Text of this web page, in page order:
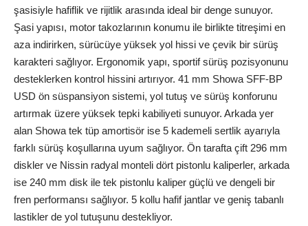
şasisiyle hafiflik ve rijitlik arasında ideal bir denge sunuyor.
Şasi yapısı, motor takozlarının konumu ile birlikte titreşimi en
aza indirirken, sürücüye yüksek yol hissi ve çevik bir sürüş
karakteri sağlıyor. Ergonomik yapı, sportif sürüş pozisyonunu
desteklerken kontrol hissini artırıyor. 41 mm Showa SFF-BP
USD ön süspansiyon sistemi, yol tutuş ve sürüş konforunu
artırmak üzere yüksek tepki kabiliyeti sunuyor. Arkada yer
alan Showa tek tüp amortisör ise 5 kademeli sertlik ayarıyla
farklı sürüş koşullarına uyum sağlıyor. Ön tarafta çift 296 mm
diskler ve Nissin radyal monteli dört pistonlu kaliperler, arkada
ise 240 mm disk ile tek pistonlu kaliper güçlü ve dengeli bir
fren performansı sağlıyor. 5 kollu hafif jantlar ve geniş tabanlı
lastikler de yol tutuşunu destekliyor.